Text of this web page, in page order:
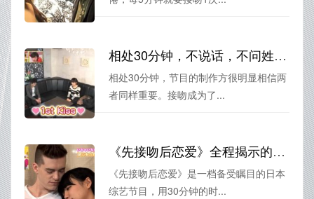
相处30分钟，不说话，不问姓名，不约会，只有KISS！日本综艺节目《先接吻后恋爱》
相处30分钟，节目的制作方很明显相信两
者同样重要。接吻成为了...
《先接吻后恋爱》全程揭示的异性相处秘诀，大家一起来学习
《先接吻后恋爱》是一档备受瞩目的日本
综艺节目，用30分钟的时...